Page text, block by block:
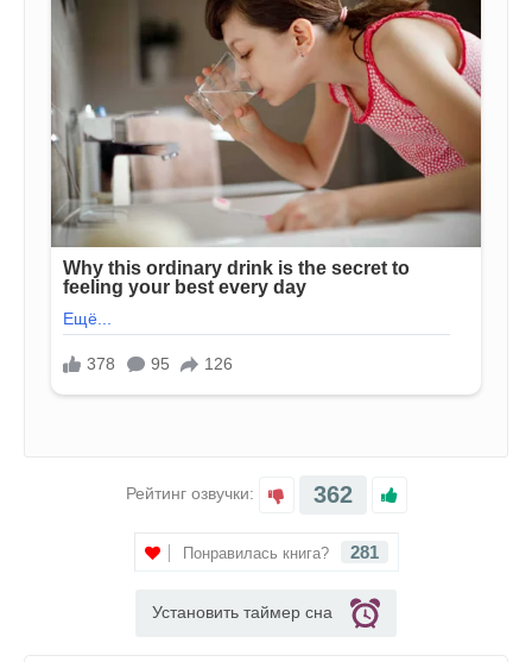
Рейтинг озвучки: 362
Понравилась книга? 281
Установить таймер сна